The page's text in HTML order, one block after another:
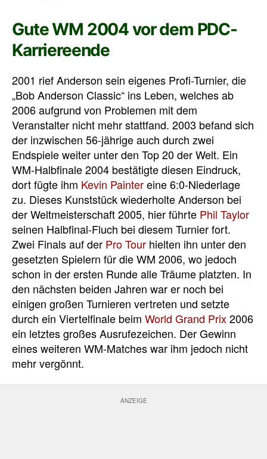
Gute WM 2004 vor dem PDC-
Karriereende
2001 rief Anderson sein eigenes Profi-Turnier, die
„Bob Anderson Classic“ ins Leben, welches ab
2006 aufgrund von Problemen mit dem
Veranstalter nicht mehr stattfand. 2003 befand sich
der inzwischen 56-jährige auch durch zwei
Endspiele weiter unter den Top 20 der Welt. Ein
WM-Halbfinale 2004 bestätigte diesen Eindruck,
dort fügte ihm Kevin Paintereine 6:0-Niederlage
zu. Dieses Kunststück wiederholte Anderson bei
der Weltmeisterschaft 2005, hier führte Phil Taylor
seinen Halbfinal-Fluch bei diesem Turnier fort.
Zwei Finals auf der Pro Tour hielten ihn unter den
gesetzten Spielern für die WM 2006, wo jedoch
schon in der ersten Runde alle Träume platzten. In
den nächsten beiden Jahren war er noch bei
einigen großen Turnieren vertreten und setzte
durch ein Viertelfinale beim World Grand Prix2006
ein letztes großes Ausrufezeichen. Der Gewinn
eines weiteren WM-Matches war ihm jedoch nicht
mehr vergönnt.